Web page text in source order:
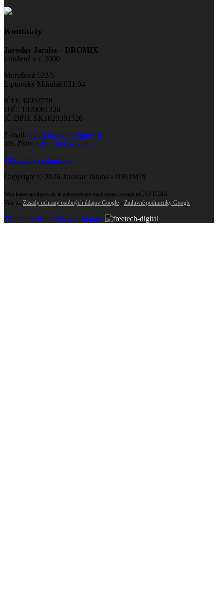
Kontakty
Jaroslav Jaraba – DROMIX
založené v r. 2000
Morušová 522/5
Liptovský Mikuláš 031 04
IČO: 36993778
DIČ: 1020081326
IČ DPH: SK1020081326
E-mail: info@karavanyliptov.sk
Tel. číslo: +421 903 626 885
Obchodné podmienky
Copyright © 2026 Jaroslav Jaraba - DROMIX
Web karavanyliptov.sk je zabezpečený nástrojom Google reCAPTCHA.
Viac tu: Zásady ochrany osobných údajov Google a Zmluvné podmienky Google
Tvorba web stránok a e-shopov